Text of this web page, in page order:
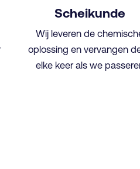
Scheikunde
Wij leveren de
oplossing en vervangen
elke keer als we